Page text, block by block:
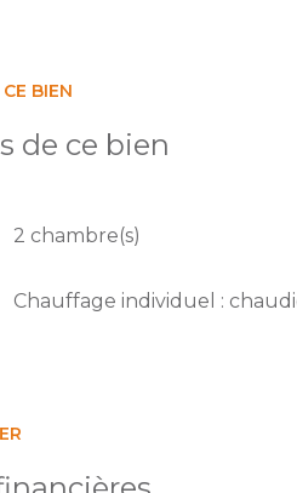
BIEN
de ce bien
2 chambre(s)
Chauffage individuel :